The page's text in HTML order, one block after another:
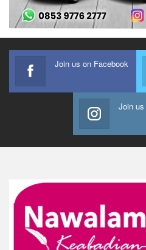
Join us on Facebook
Join